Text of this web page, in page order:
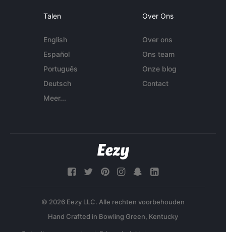
Talen
English
Español
Português
Deutsch
Meer...
Over Ons
Over ons
Ons team
Onze blog
Contact
© 2026 Eezy LLC. Alle rechten voorbehouden